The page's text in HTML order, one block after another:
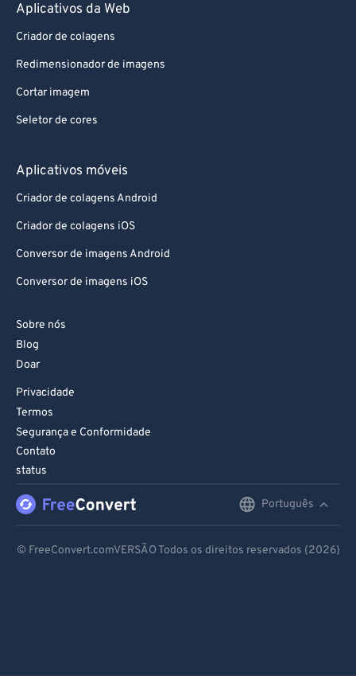
Aplicativos da Web
Criador de colagens
Redimensionador de imagens
Cortar imagem
Seletor de cores
Aplicativos móveis
Criador de colagens Android
Criador de colagens iOS
Conversor de imagens Android
Conversor de imagens iOS
Sobre nós
Blog
Doar
Privacidade
Termos
Segurança e Conformidade
Contato
status
Português
© FreeConvert.comVERSÃO Todos os direitos reservados (2026)